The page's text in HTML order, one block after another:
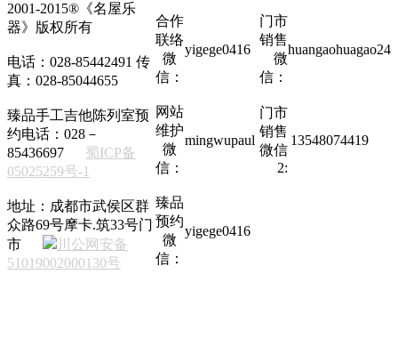
2001-2015®《名屋乐
器》版权所有
电话：028-85442491 传
真：028-85044655
臻品手工吉他陈列室预
约电话：028－
85436697 蜀ICP备
05025259号-1
地址：成都市武侯区群
众路69号摩卡.筑33号门
市
川公网安备
51019002000130号
合作
联络
微
信：
yigege0416
门市
销售
微
信：
huangaohuagao24
网站
维护
微
信：
mingwupaul
门市
销售
微信
2:
13548074419
臻品
预约
微
信：
yigege0416